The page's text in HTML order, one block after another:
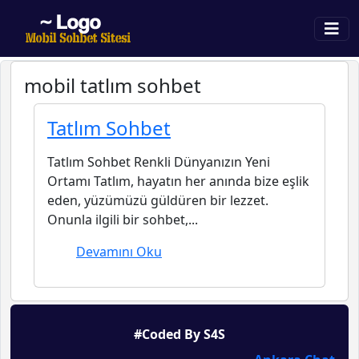
mobil tatlım sohbet
Tatlım Sohbet
Tatlım Sohbet Renkli Dünyanızın Yeni
Ortamı Tatlım, hayatın her anında bize eşlik
eden, yüzümüzü güldüren bir lezzet.
Onunla ilgili bir sohbet,...
Devamını Oku
#Coded By S4S